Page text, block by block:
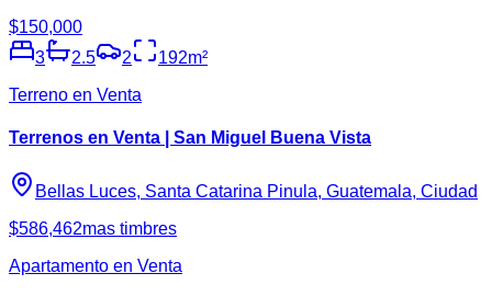
$150,000
3
2.5 2 192m²
Terreno en Venta
Terrenos en Venta | San Miguel Buena Vista
Bellas Luces, Santa Catarina Pinula, Guatemala, Ciudad
$586,462mas timbres
Apartamento en Venta